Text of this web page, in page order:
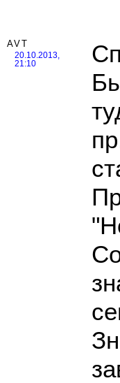
AVT
20.10.2013,
21:10